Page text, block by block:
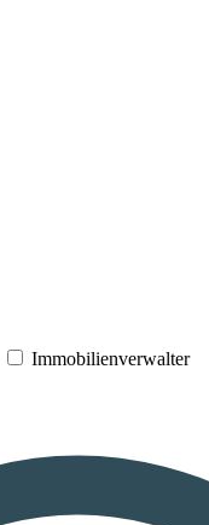
Immobilienverwalter